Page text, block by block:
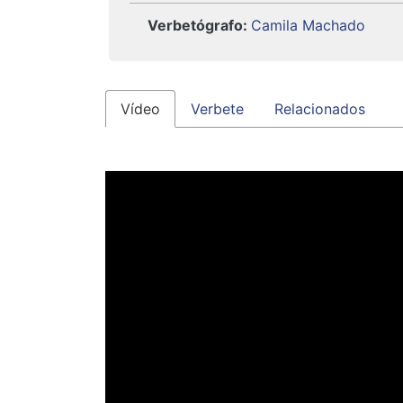
Verbetógrafo: Camila Machado
Vídeo Verbete Relacionados